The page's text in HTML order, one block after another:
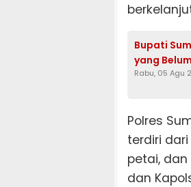
Bupati
yang
Rabu, 05 Agu
Polres
terdiri
petai,
dan